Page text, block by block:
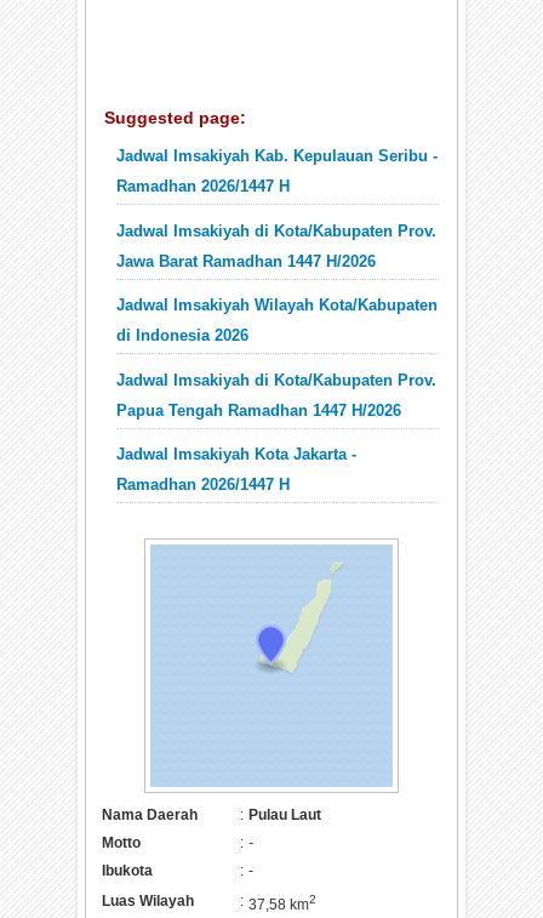
Suggested page:
Jadwal Imsakiyah Kab. Kepulauan Seribu -
Ramadhan 2026/1447 H
Jadwal Imsakiyah di Kota/Kabupaten Prov.
Jawa Barat Ramadhan 1447 H/2026
Jadwal Imsakiyah Wilayah Kota/Kabupaten
di Indonesia 2026
Jadwal Imsakiyah di Kota/Kabupaten Prov.
Papua Tengah Ramadhan 1447 H/2026
Jadwal Imsakiyah Kota Jakarta -
Ramadhan 2026/1447 H
Nama Daerah : Pulau Laut
Motto
: -
Ibukota
: -
Luas Wilayah
: 37,58 km2